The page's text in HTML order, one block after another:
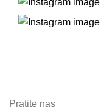
Pratite nas